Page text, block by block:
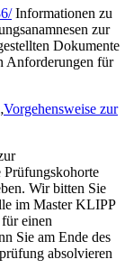
Informationen zu
zur
Dokumente
Anforderungen für
Vorgehensweise zur
Wir bitten Sie
im Master KLIPP
einen
Sie am Ende des
absolvieren